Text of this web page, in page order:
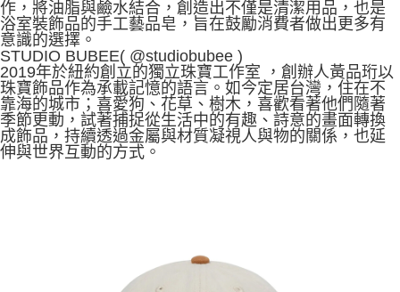
作，將油脂與鹼水結合，創造出不僅是清潔用品，也是
浴室裝飾品的手工藝品皂，旨在鼓勵消費者做出更多有
意識的選擇。
STUDIO BUBEE( @studiobubee )
2019年於紐約創立的獨立珠寶工作室 ，創辦人黃品珩以
珠寶飾品作為承載記憶的語言。如今定居台灣，住在不
靠海的城市；喜愛狗、花草、樹木，喜歡看著他們隨著
季節更動，試著捕捉從生活中的有趣、詩意的畫面轉換
成飾品，持續透過金屬與材質凝視人與物的關係，也延
伸與世界互動的方式。